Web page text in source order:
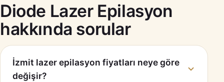
Diode Lazer Epilasyon
hakkında sorular
İzmit lazer epilasyon fiyatları neye göre
değişir?